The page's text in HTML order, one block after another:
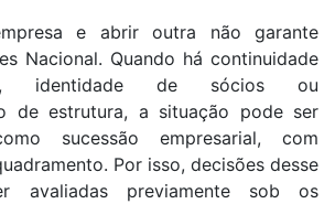
e abrir outra não garante
Nacional. Quando há continuidade
identidade de sócios ou
de estrutura, a situação pode ser
sucessão empresarial, com
Por isso, decisões desse
avaliadas previamente sob os